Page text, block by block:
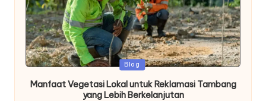
Posted
Blog
Manfaat Vegetasi Lokal untuk Reklamasi Tambang
yang Lebih Berkelanjutan